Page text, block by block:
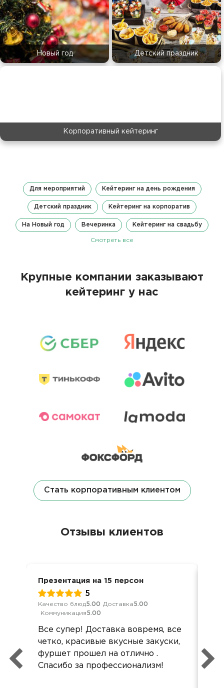
Новый год Детский праздник
Корпоративный кейтеринг
Для мероприятий Кейтеринг на день рождения
Детский праздник Кейтеринг на корпоратив
На Новый год Вечеринка Кейтеринг на свадьбу
Смотреть все
Крупные компании заказывают
кейтеринг у нас
Стать корпоративным клиентом
Отзывы клиентов
Презентация на 15 персон
5
Качество блюд5.00 Доставка5.00
Коммуникация5.00
Все супер! Доставка вовремя, все
четко, красивые вкусные закуски,
фуршет прошел на отлично .
Спасибо за профессионализм!